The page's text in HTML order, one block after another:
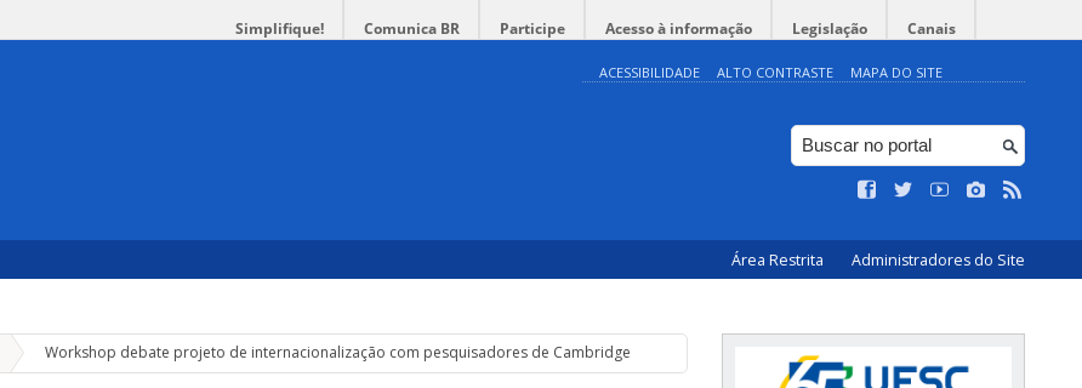
Simplifique! Comunica BR Participe Acesso à informação Legislação Canais
ACESSIBILIDADE ALTO CONTRASTE MAPA DO SITE
Área Restrita Administradores do Site
» Workshop debate projeto de internacionalização com pesquisadores de Cambridge